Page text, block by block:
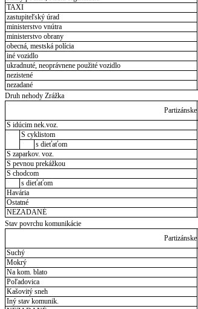
TAXI
zastupiteľský úrad
ministerstvo vnútra
ministerstvo obrany
obecná, mestská polícia
iné vozidlo
ukradnuté, neoprávnene použité vozidlo
nezistené
nezadané
Druh nehody Zrážka
Partizánske
S idúcim nek.voz.
S cyklistom
s dieťaťom
S zaparkov. voz.
S pevnou prekážkou
S chodcom
s dieťaťom
Havária
Ostatné
NEZADANÉ
Stav povrchu komunikácie
Partizánske
Suchý
Mokrý
Na kom. blato
Poľadovica
Kašovitý sneh
Iný stav komunik.